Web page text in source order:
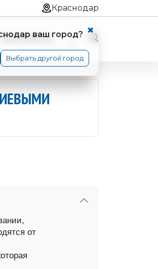
Краснодар
✖
ваш город?
Выбрать другой город
"ПРОФИ"
универсальные
усиленные
КОНТАКТЫ
от